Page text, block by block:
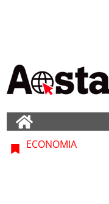
ECONOMIA